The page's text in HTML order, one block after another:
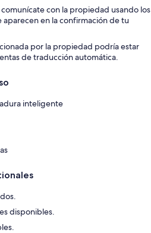
con la propiedad usando los
en la confirmación de tu
por la propiedad podría estar
de traducción automática.
inteligente
disponibles.